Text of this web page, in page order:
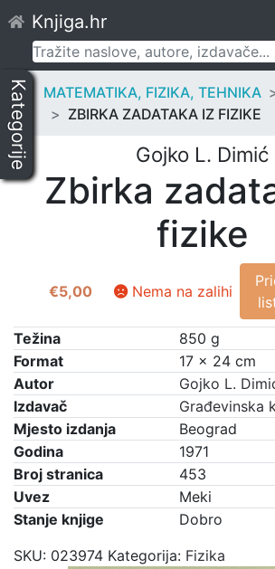
to
content
Knjiga.hr
Pretraži:
Kategorije MATEMATIKA, FIZIKA, TEHNIKA
ZBIRKA ZADATAKA IZ FIZIKE
Gojko L. Dimić
Zbirka
fizike
€5,00 Nema na zalihi
Težina
850 g
Format
17 × 24 cm
Autor
Gojko L.
Izdavač
Građevinska
Mjesto izdanja
Beograd
Godina
1971
Broj stranica
453
Uvez
Meki
Stanje knjige
Dobro
SKU: 023974 Kategorija: Fizika